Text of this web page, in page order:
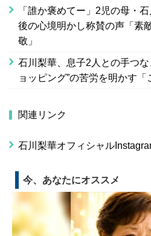
「誰か褒めてー」2児の母・
後の心境明かし称賛の声「素
敬」
石川梨華、息子2人との手つ
ョッピング”の苦労を明かす「
関連リンク
石川梨華オフィシャル
今、あなたにオススメ